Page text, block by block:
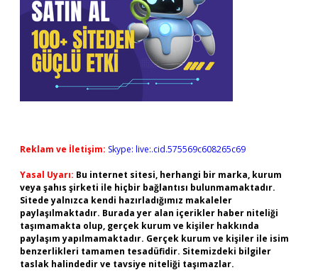
Reklam ve İletişim: Skype: live:.cid.575569c608265c69
Yasal Uyarı: Bu internet sitesi, herhangi bir marka, kurum
veya şahıs şirketi ile hiçbir bağlantısı bulunmamaktadır.
Sitede yalnızca kendi hazırladığımız makaleler
paylaşılmaktadır. Burada yer alan içerikler haber niteliği
taşımamakta olup, gerçek kurum ve kişiler hakkında
paylaşım yapılmamaktadır. Gerçek kurum ve kişiler ile isim
benzerlikleri tamamen tesadüfidir. Sitemizdeki bilgiler
taslak halindedir ve tavsiye niteliği taşımazlar.